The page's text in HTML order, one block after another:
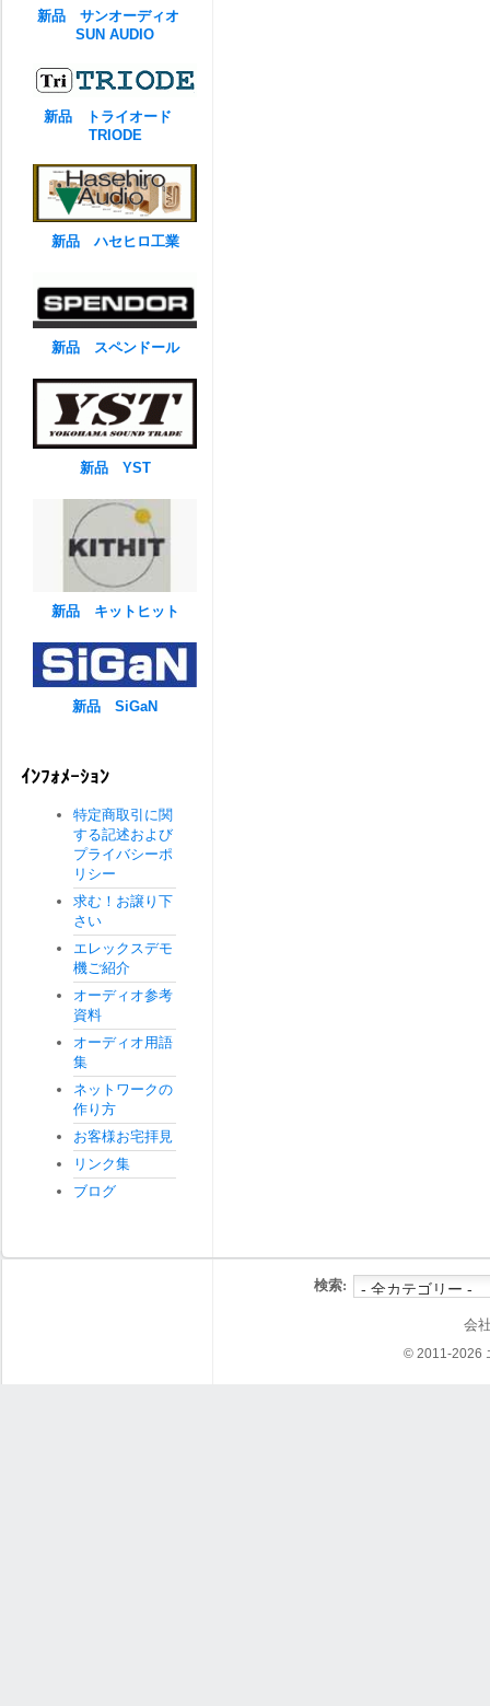
新品 サンオーディオ
SUN AUDIO
新品 トライオード
TRIODE
新品 ハセヒロ工業
新品 スペンドール
新品 YST
新品 キットヒット
新品 SiGaN
ｲﾝﾌｫﾒｰｼｮﾝ
特定商取引に関
する記述および
プライバシーポ
リシー
求む！お譲り下
さい
エレックスデモ
機ご紹介
オーディオ参考
資料
オーディオ用語
集
ネットワークの
作り方
お客様お宅拝見
リンク集
ブログ
検索:
会
© 2011-2026